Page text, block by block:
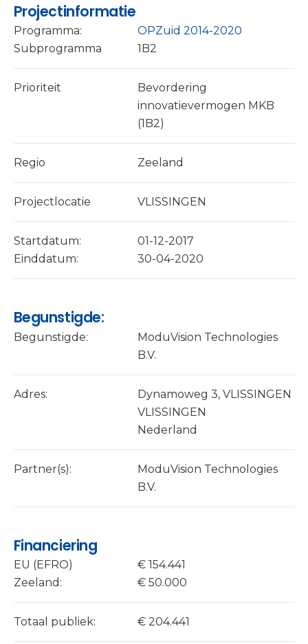
Projectinformatie
Programma:
OPZuid 2014-2020
Subprogramma
1B2
Prioriteit
Bevordering
innovatievermogen MKB
(1B2)
Regio Zeeland
Projectlocatie VLISSINGEN
Startdatum:
01-12-2017
Einddatum:
30-04-2020
Begunstigde:
Begunstigde:
ModuVision Technologies
B.V.
Adres:
Dynamoweg 3, VLISSINGEN
VLISSINGEN
Nederland
Partner(s):
ModuVision Technologies
B.V.
Financiering
EU (EFRO)
€ 154.441
Zeeland:
€ 50.000
Totaal publiek: € 204.441